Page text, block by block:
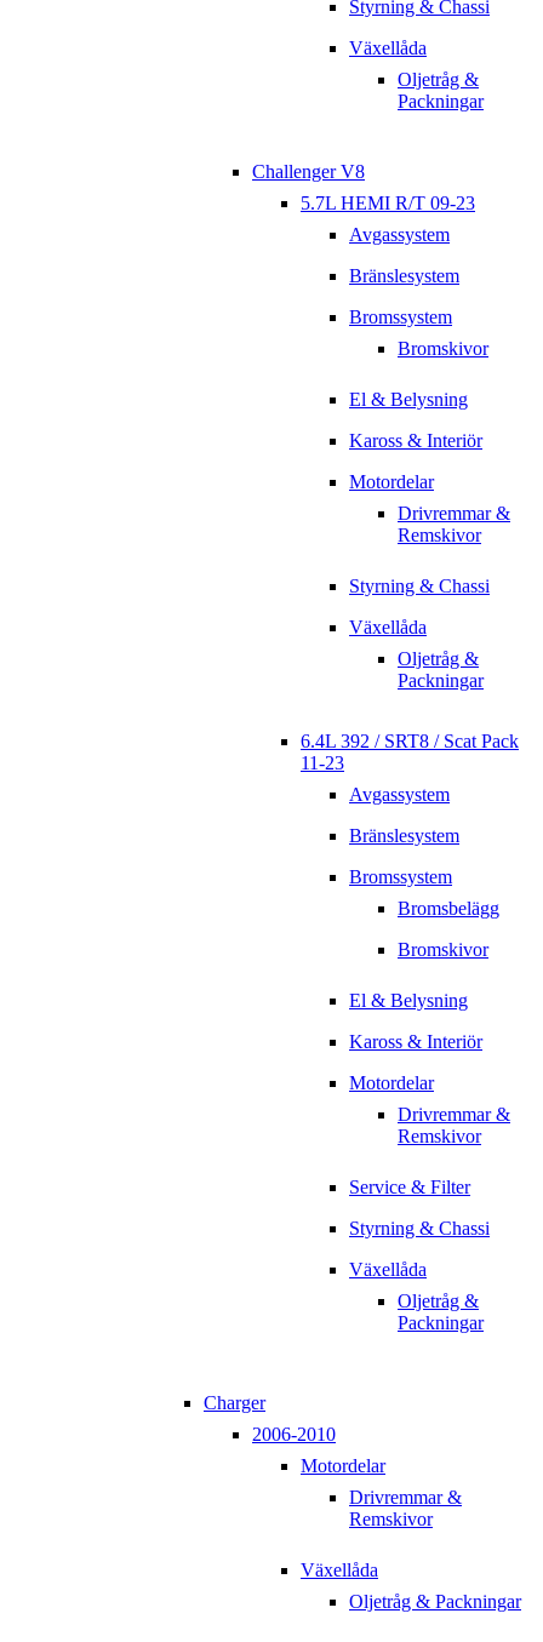
Styrning & Chassi
Växellåda
Oljetråg &
Packningar
Challenger V8
5.7L HEMI R/T 09-23
Avgassystem
Bränslesystem
Bromssystem
Bromskivor
El & Belysning
Kaross & Interiör
Motordelar
Drivremmar &
Remskivor
Styrning & Chassi
Växellåda
Oljetråg &
Packningar
6.4L 392 / SRT8 / Scat Pack
11-23
Avgassystem
Bränslesystem
Bromssystem
Bromsbelägg
Bromskivor
El & Belysning
Kaross & Interiör
Motordelar
Drivremmar &
Remskivor
Service & Filter
Styrning & Chassi
Växellåda
Oljetråg &
Packningar
Charger
2006-2010
Motordelar
Drivremmar &
Remskivor
Växellåda
Oljetråg & Packningar